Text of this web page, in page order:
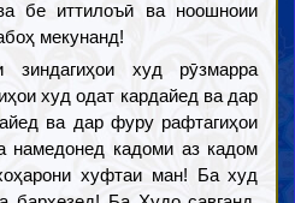
бе иттилоъӣ ва ноошноии
мекунанд!
худ рӯзмарра
худ одат кардайед ва дар
ва дар фуру рафтагиҳои
намедонед кадоми аз кадом
хуфтаи ман! Ба худ